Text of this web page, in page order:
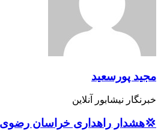
مجید پورسعید
خبرنگار نیشابور آنلاین
💢هشدار راهداری خراسان